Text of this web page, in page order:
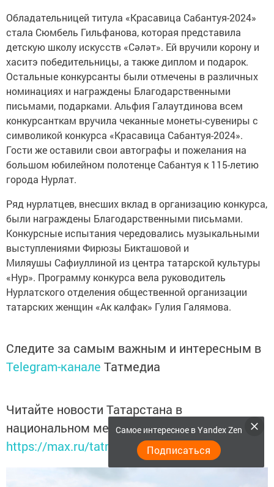
Обладательницей титула «Красавица Сабантуя-2024»
стала Сюмбель Гильфанова, которая представила
детскую школу искусств «Сәләт». Ей вручили корону и
хаситэ победительницы, а также диплом и подарок.
Остальные конкурсанты были отмечены в различных
номинациях и награждены Благодарственными
письмами, подарками. Альфия Галаутдинова всем
конкурсанткам вручила чеканные монеты-сувениры с
символикой конкурса «Красавица Сабантуя-2024».
Гости же оставили свои автографы и пожелания на
большом юбилейном полотенце Сабантуя к 115-летию
города Нурлат.
Ряд нурлатцев, внесших вклад в организацию конкурса,
были награждены Благодарственными письмами.
Конкурсные испытания чередовались музыкальными
выступлениями Фирюзы Бикташовой и
Миляушы Сафиуллиной из центра татарской культуры
«Нур». Программу конкурса вела руководитель
Нурлатского отделения общественной организации
татарских женщин «Ак калфак» Гулия Галямова.
Следите за самым важным и интересным в
Telegram-канале Татмедиа
Читайте новости Татарстана в
национальном мессенджере MАХ:
https://max.ru/tatmedia
Самое интересное в Yandex Zen
Подписаться